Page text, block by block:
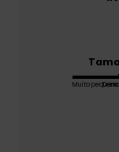
Muito pequeno